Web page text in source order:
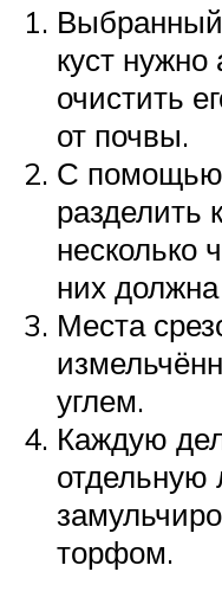
куст нужно
очистить
от почвы.
С помощью
разделить
несколько
них
Места
углем.
Каждую
отдельную
торфом.